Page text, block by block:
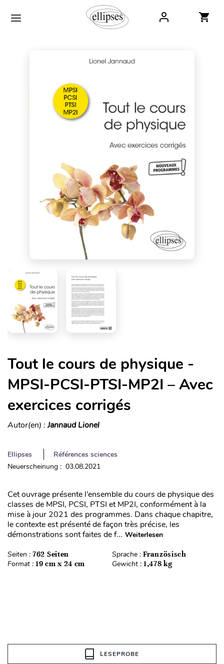
Tout le cours de physique -
MPSI-PCSI-PTSI-MP2I – Avec
exercices corrigés
Autor(en) :Jannaud Lionel
Ellipses
Références sciences
Neuerscheinung : 03.08.2021
Cet ouvrage présente l’ensemble du cours de physique des
classes de MPSI, PCSI, PTSI et MP2I, conformément à la
mise à jour 2021 des programmes. Dans chaque chapitre,
le contexte est présenté de façon très précise, les
démonstrations sont faites de f... Weiterlesen
Seiten : 762 Seiten Sprache : Französisch
Format : 19 cm x 24 cm Gewicht : 1,478 kg
LESEPROBE